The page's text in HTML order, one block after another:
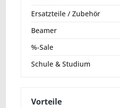
Ersatzteile / Zubehör
Beamer
%-Sale
Schule & Studium
Vorteile